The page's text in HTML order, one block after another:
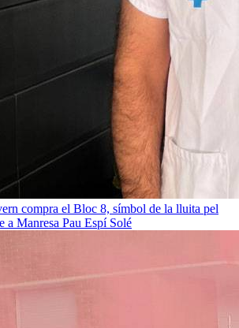
compra el Bloc 8, símbol de la lluita pel
a Manresa Pau Espí Solé